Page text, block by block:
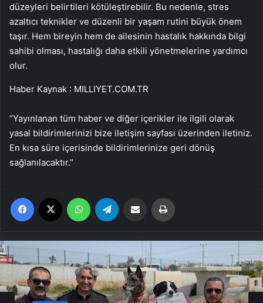
düzeyleri belirtileri kötüleştirebilir. Bu nedenle, stres
azaltıcı teknikler ve düzenli bir yaşam rutini büyük önem
taşır. Hem bireyin hem de ailesinin hastalık hakkında bilgi
sahibi olması, hastalığı daha etkili yönetmelerine yardımcı
olur.
Haber Kaynak : MILLIYET.COM.TR
“Yayınlanan tüm haber ve diğer içerikler ile ilgili olarak
yasal bildirimlerinizi bize iletişim sayfası üzerinden iletiniz.
En kısa süre içerisinde bildirimlerinize geri dönüş
sağlanılacaktır.”
Facebook WhatsApp Email'den paylaş